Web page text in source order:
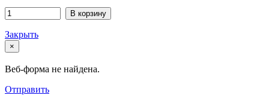
В корзину
Закрыть
×
Веб-форма не найдена.
Отправить